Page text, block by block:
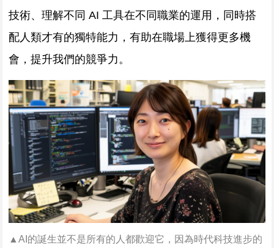
技術、理解不同 AI 工具在不同職業的運用，同時搭
配人類才有的獨特能力，有助在職場上獲得更多機
會，提升我們的競爭力。
▲AI的誕生並不是所有的人都歡迎它，因為時代科技進步的